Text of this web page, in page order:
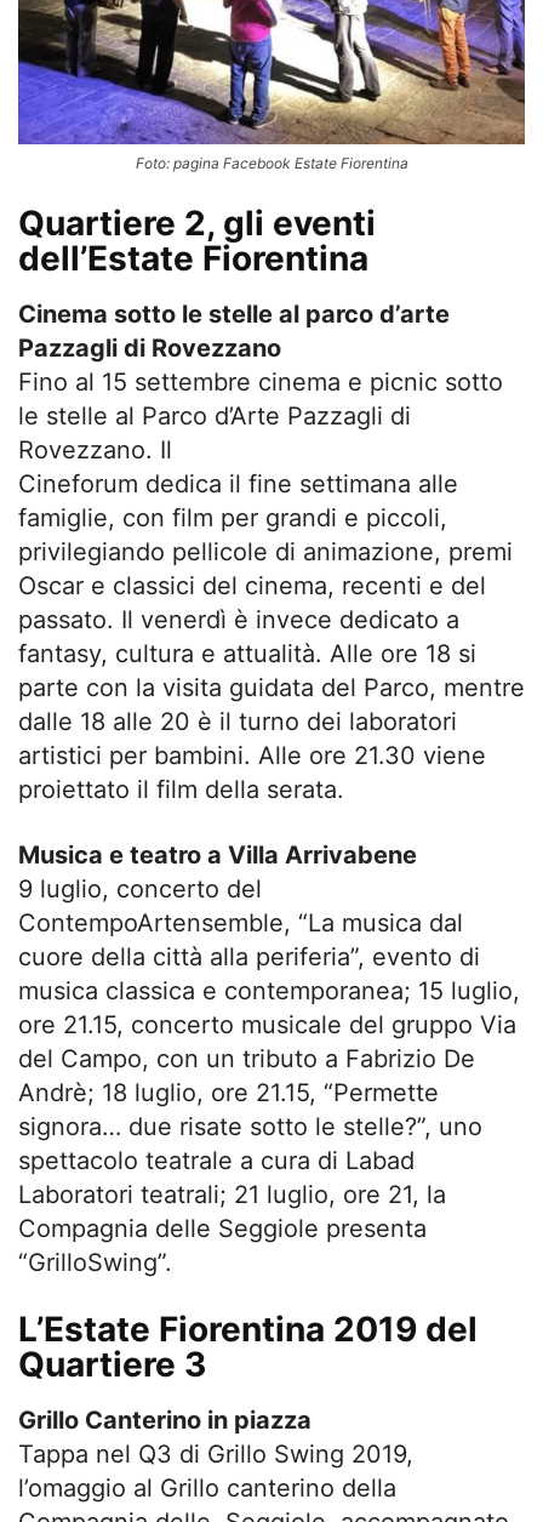
Foto: pagina Facebook Estate Fiorentina
Quartiere 2, gli eventi
dell’Estate Fiorentina
Cinema sotto le stelle al parco d’arte
Pazzagli di Rovezzano
Fino al 15 settembre cinema e picnic sotto
le stelle al Parco d’Arte Pazzagli di
Rovezzano. Il
Cineforum dedica il fine settimana alle
famiglie, con film per grandi e piccoli,
privilegiando pellicole di animazione, premi
Oscar e classici del cinema, recenti e del
passato. Il venerdì è invece dedicato a
fantasy, cultura e attualità. Alle ore 18 si
parte con la visita guidata del Parco, mentre
dalle 18 alle 20 è il turno dei laboratori
artistici per bambini. Alle ore 21.30 viene
proiettato il film della serata.
Musica e teatro a Villa Arrivabene
9 luglio, concerto del
ContempoArtensemble, “La musica dal
cuore della città alla periferia”, evento di
musica classica e contemporanea; 15 luglio,
ore 21.15, concerto musicale del gruppo Via
del Campo, con un tributo a Fabrizio De
Andrè; 18 luglio, ore 21.15, “Permette
signora… due risate sotto le stelle?”, uno
spettacolo teatrale a cura di Labad
Laboratori teatrali; 21 luglio, ore 21, la
Compagnia delle Seggiole presenta
“GrilloSwing”.
L’Estate Fiorentina 2019 del
Quartiere 3
Grillo Canterino in piazza
Tappa nel Q3 di Grillo Swing 2019,
l’omaggio al Grillo canterino della